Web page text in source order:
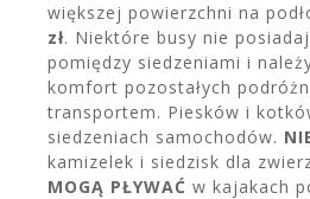
większej powierzchni na
zł. Niektóre busy nie
pomiędzy siedzeniami i
komfort pozostałych
transportem. Piesków i
siedzeniach samochodów.
kamizelek i siedzisk dla
MOGĄ PŁYWAĆ w kajakach